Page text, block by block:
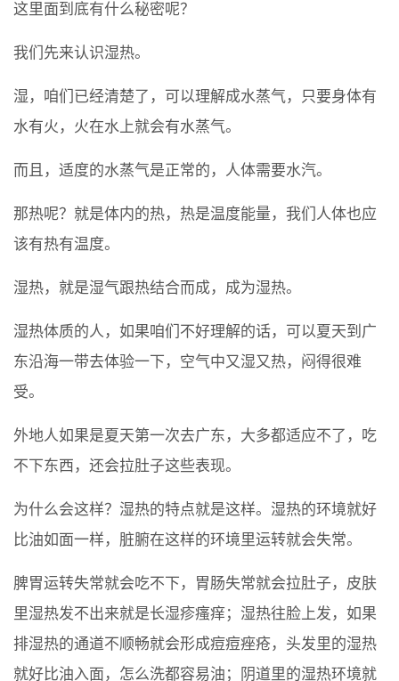
这里面到底有什么秘密呢？
我们先来认识湿热。
湿，咱们已经清楚了，可以理解成水蒸气，只要身体有
水有火，火在水上就会有水蒸气。
而且，适度的水蒸气是正常的，人体需要水汽。
那热呢？就是体内的热，热是温度能量，我们人体也应
该有热有温度。
湿热，就是湿气跟热结合而成，成为湿热。
湿热体质的人，如果咱们不好理解的话，可以夏天到广
东沿海一带去体验一下，空气中又湿又热，闷得很难
受。
外地人如果是夏天第一次去广东，大多都适应不了，吃
不下东西，还会拉肚子这些表现。
为什么会这样？湿热的特点就是这样。湿热的环境就好
比油如面一样，脏腑在这样的环境里运转就会失常。
脾胃运转失常就会吃不下，胃肠失常就会拉肚子，皮肤
里湿热发不出来就是长湿疹瘙痒；湿热往脸上发，如果
排湿热的通道不顺畅就会形成痘痘痤疮，头发里的湿热
就好比油入面，怎么洗都容易油；阴道里的湿热环境就